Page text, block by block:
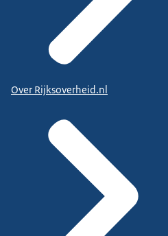
Over Rijksoverheid.nl